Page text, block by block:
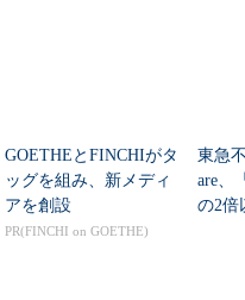
GOETHEとFINCHIがタ
ッグを組み、新メディ
アを創設
PR(FINCHI on GOETHE)
東急
are、
の2倍